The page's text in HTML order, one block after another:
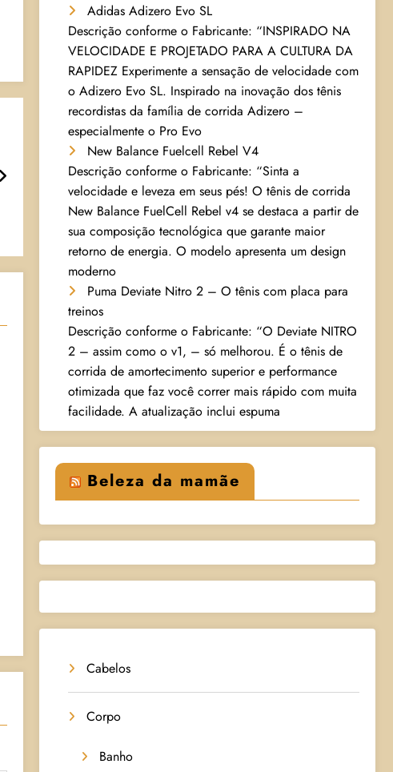
Adidas Adizero Evo SL
Descrição conforme o Fabricante: “INSPIRADO NA
VELOCIDADE E PROJETADO PARA A CULTURA DA
RAPIDEZ Experimente a sensação de velocidade com
o Adizero Evo SL. Inspirado na inovação dos tênis
recordistas da família de corrida Adizero –
especialmente o Pro Evo
New Balance Fuelcell Rebel V4
Descrição conforme o Fabricante: “Sinta a
velocidade e leveza em seus pés! O tênis de corrida
New Balance FuelCell Rebel v4 se destaca a partir de
sua composição tecnológica que garante maior
retorno de energia. O modelo apresenta um design
moderno
Puma Deviate Nitro 2 – O tênis com placa para
treinos
Descrição conforme o Fabricante: “O Deviate NITRO
2 – assim como o v1, – só melhorou. É o tênis de
corrida de amortecimento superior e performance
otimizada que faz você correr mais rápido com muita
facilidade. A atualização inclui espuma
Beleza da mamãe
Cabelos
Corpo
Banho